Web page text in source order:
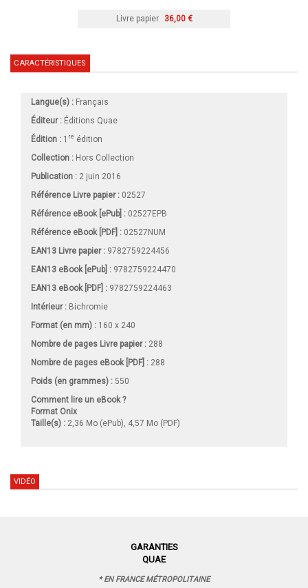
Livre papier 36,00 €
CARACTÉRISTIQUES
Langue(s) : Français
Éditeur : Éditions Quae
Édition : 1 re édition
Collection : Hors Collection
Publication : 2 juin 2016
Référence Livre papier : 02527
Référence eBook [ePub] : 02527EPB
Référence eBook [PDF] : 02527NUM
EAN13 Livre papier : 9782759224456
EAN13 eBook [ePub] : 9782759224470
EAN13 eBook [PDF] : 9782759224463
Intérieur : Bichromie
Format (en mm) : 160 x 240
Nombre de pages Livre papier: 288
Nombre de pages eBook [PDF] : 288
Poids (en grammes) : 550
Comment lire un eBook ?
Format Onix
Taille(s) : 2,36 Mo (ePub), 4,57 Mo (PDF)
VIDÉO
GARANTIES
QUAE
* EN FRANCE MÉTROPOLITAINE